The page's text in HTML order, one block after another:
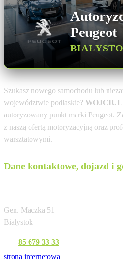
Peugeot
Szukasz nowego samochodu lub
województwie podlaskie?
autoryzowany punkt marki Peugeot.
z naszą ofertą motoryzacyjną oraz
warsztatowymi.
Dane kontaktowe, dojazd i
Gen. Maczka 51
Białystok
85 679 33 33
strona internetowa